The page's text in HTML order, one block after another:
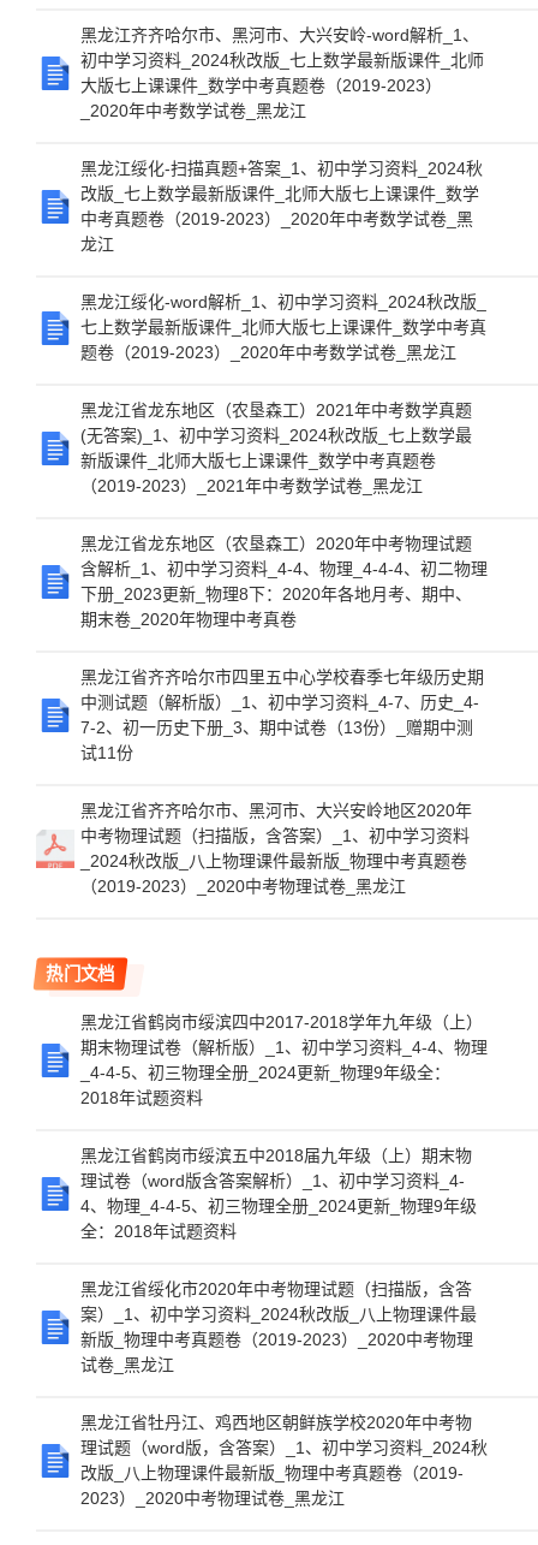
黑龙江齐齐哈尔市、黑河市、大兴安岭-word解析_1、
初中学习资料_2024秋改版_七上数学最新版课件_北师
大版七上课课件_数学中考真题卷（2019-2023）
_2020年中考数学试卷_黑龙江
黑龙江绥化-扫描真题+答案_1、初中学习资料_2024秋
改版_七上数学最新版课件_北师大版七上课课件_数学
中考真题卷（2019-2023）_2020年中考数学试卷_黑
龙江
黑龙江绥化-word解析_1、初中学习资料_2024秋改版_
七上数学最新版课件_北师大版七上课课件_数学中考真
题卷（2019-2023）_2020年中考数学试卷_黑龙江
黑龙江省龙东地区（农垦森工）2021年中考数学真题
(无答案)_1、初中学习资料_2024秋改版_七上数学最
新版课件_北师大版七上课课件_数学中考真题卷
（2019-2023）_2021年中考数学试卷_黑龙江
黑龙江省龙东地区（农垦森工）2020年中考物理试题
含解析_1、初中学习资料_4-4、物理_4-4-4、初二物理
下册_2023更新_物理8下：2020年各地月考、期中、
期末卷_2020年物理中考真卷
黑龙江省齐齐哈尔市四里五中心学校春季七年级历史期
中测试题（解析版）_1、初中学习资料_4-7、历史_4-
7-2、初一历史下册_3、期中试卷（13份）_赠期中测
试11份
黑龙江省齐齐哈尔市、黑河市、大兴安岭地区2020年
中考物理试题（扫描版，含答案）_1、初中学习资料
_2024秋改版_八上物理课件最新版_物理中考真题卷
（2019-2023）_2020中考物理试卷_黑龙江
热门文档
黑龙江省鹤岗市绥滨四中2017-2018学年九年级（上）
期末物理试卷（解析版）_1、初中学习资料_4-4、物理
_4-4-5、初三物理全册_2024更新_物理9年级全：
2018年试题资料
黑龙江省鹤岗市绥滨五中2018届九年级（上）期末物
理试卷（word版含答案解析）_1、初中学习资料_4-
4、物理_4-4-5、初三物理全册_2024更新_物理9年级
全：2018年试题资料
黑龙江省绥化市2020年中考物理试题（扫描版，含答
案）_1、初中学习资料_2024秋改版_八上物理课件最
新版_物理中考真题卷（2019-2023）_2020中考物理
试卷_黑龙江
黑龙江省牡丹江、鸡西地区朝鲜族学校2020年中考物
理试题（word版，含答案）_1、初中学习资料_2024秋
改版_八上物理课件最新版_物理中考真题卷（2019-
2023）_2020中考物理试卷_黑龙江